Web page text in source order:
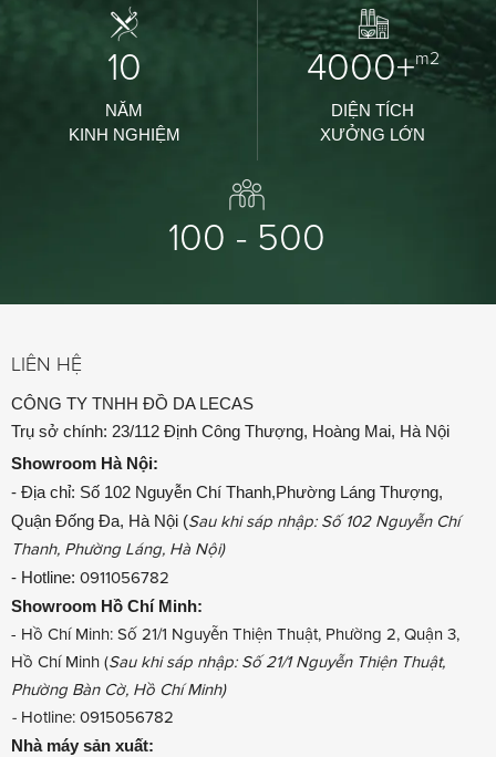
10
NĂM
KINH NGHIỆM
4000+m2
DIỆN TÍCH
XƯỞNG LỚN
100 - 500
LIÊN HỆ
CÔNG TY TNHH ĐỒ DA LECAS
Trụ sở chính: 23/112 Định Công Thượng, Hoàng Mai, Hà Nội
Showroom Hà Nội:
- Địa chỉ: Số 102 Nguyễn Chí Thanh,Phường Láng Thượng,
Quận Đống Đa, Hà Nội (Sau khi sáp nhập: Số 102 Nguyễn Chí
Thanh, Phường Láng, Hà Nội)
- Hotline: 0911056782
Showroom Hồ Chí Minh:
- Hồ Chí Minh: Số 21/1 Nguyễn Thiện Thuật, Phường 2, Quận 3,
Hồ Chí Minh (Sau khi sáp nhập: Số 21/1 Nguyễn Thiện Thuật,
Phường Bàn Cờ, Hồ Chí Minh)
- Hotline: 0915056782
Nhà máy sản xuất: